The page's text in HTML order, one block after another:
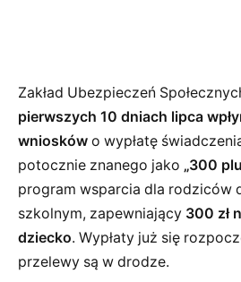
Zakład Ubezpieczeń
pierwszych 10 dniach lipca
wniosków o wypłatę
potocznie znanego jako „300
program wsparcia dla rodziców
szkolnym, zapewniający 300 zł
dziecko. Wypłaty już się
przelewy są w drodze.